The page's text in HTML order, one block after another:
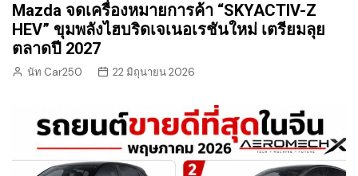
Mazda จดเครื่องหมายการค้า “SKYACTIV-Z
HEV” ขุมพลังไฮบริดเจเนอเรชันใหม่ เตรียมลุย
ตลาดปี 2027
นัท Car250 22 มิถุนายน 2026